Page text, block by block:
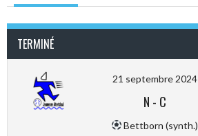
TERMINÉ
21 septembre 2024
N - C
Bettborn (synth.)